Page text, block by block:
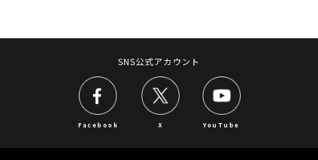
SNS公式アカウント
Facebook X YouTube